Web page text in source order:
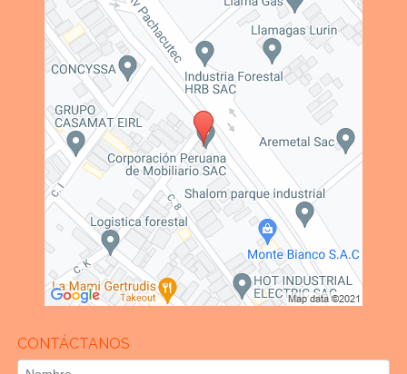
CONTÁCTANOS